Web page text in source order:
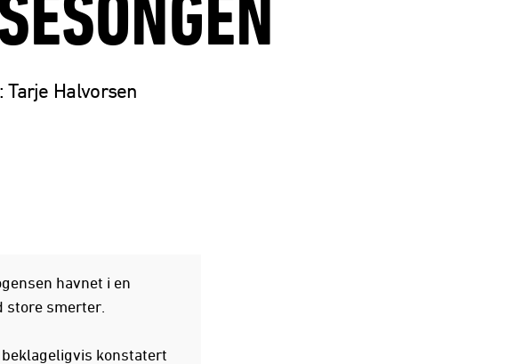
Halvorsen
havnet i en
store smerter.
konstatert